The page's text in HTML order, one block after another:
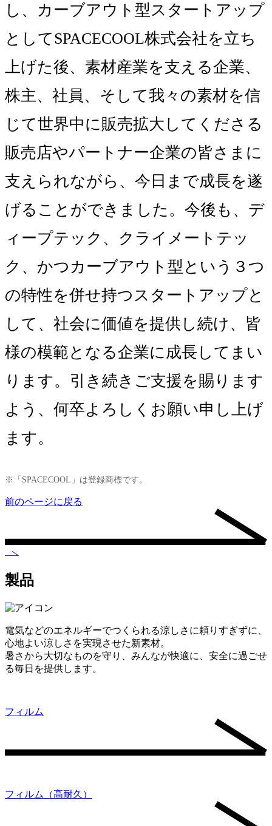
し、カーブアウト型スタートアップ
としてSPACECOOL株式会社を立ち
上げた後、素材産業を支える企業、
株主、社員、そして我々の素材を信
じて世界中に販売拡大してくださる
販売店やパートナー企業の皆さまに
支えられながら、今日まで成長を遂
げることができました。今後も、デ
ィープテック、クライメートテッ
ク、かつカーブアウト型という３つ
の特性を併せ持つスタートアップと
して、社会に価値を提供し続け、皆
様の模範となる企業に成長してまい
ります。引き続きご支援を賜ります
よう、何卒よろしくお願い申し上げ
ます。
※「SPACECOOL」は登録商標です。
前のページに戻る
製品
電気などのエネルギーでつくられる涼しさに頼りすぎずに、
心地よい涼しさを実現させた新素材。
暑さから大切なものを守り、みんなが快適に、安全に過ごせ
る毎日を提供します。
フィルム
フィルム（高耐久）